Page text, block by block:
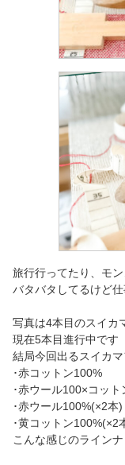
旅行行ってたり、モ
バタバタしてるけど
写真は4本目のスイカ
現在5本目進行中です
結局今回出るスイカ
･赤コットン100%
･赤ウール100×コット
･赤ウール100%(×2本)
･黄コットン100%(×2
こんな感じのライン